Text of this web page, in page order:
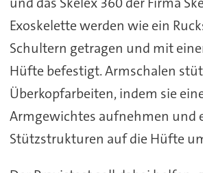
Exoskelette werden wie ein
Schultern getragen und mit
Hüfte befestigt. Armschalen
Überkopfarbeiten, indem sie
Armgewichtes aufnehmen und
Stützstrukturen auf die Hüfte